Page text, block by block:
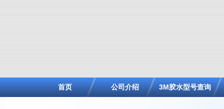
首页 公司介绍 3M胶水型号查询